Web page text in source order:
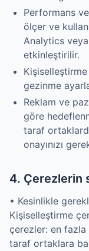
Performans
ölçer ve
Analytics veya
etkinleştirilir.
gezinme
Reklam ve
göre
taraf
onayınızı
4. Çerezlerin
• Kesinlikle
Kişiselleştirme
çerezler: en fazla
taraf ortaklara